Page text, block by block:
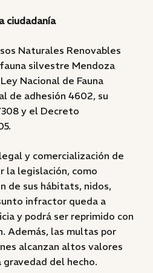
ciudadanía
Naturales Renovables
silvestre Mendoza
Nacional de Fauna
de adhesión 4602, su
y el Decreto
y comercialización de
la legislación, como
de sus hábitats, nidos,
infractor queda a
y podrá ser reprimido con
Además, las multas por
alcanzan altos valores
gravedad del hecho.